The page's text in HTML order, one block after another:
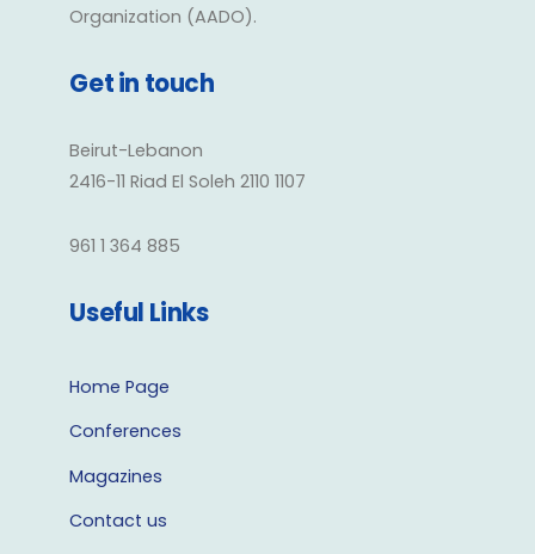
Organization (AADO).
Get in touch
Beirut-Lebanon
2416-11 Riad El Soleh 2110 1107
961 1 364 885
Useful Links
Home Page
Conferences
Magazines
Contact us